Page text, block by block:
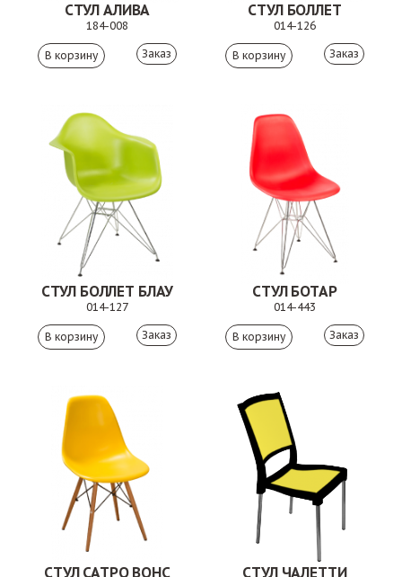
СТУЛ АЛИВА
184-008
Заказ
СТУЛ БОЛЛЕТ
014-126
Заказ
СТУЛ БОЛЛЕТ БЛАУ
014-127
Заказ
СТУЛ БОТАР
014-443
Заказ
СТУЛ САТРО ВОНС СТУЛ ЧАЛЕТТИ